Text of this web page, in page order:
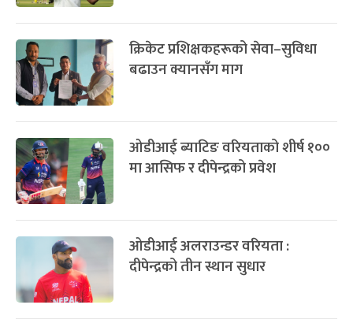
क्रिकेट प्रशिक्षकहरूको सेवा–सुविधा
बढाउन क्यानसँग माग
ओडीआई ब्याटिङ वरियताको शीर्ष १००
मा आसिफ र दीपेन्द्रको प्रवेश
ओडीआई अलराउन्डर वरियता :
दीपेन्द्रको तीन स्थान सुधार